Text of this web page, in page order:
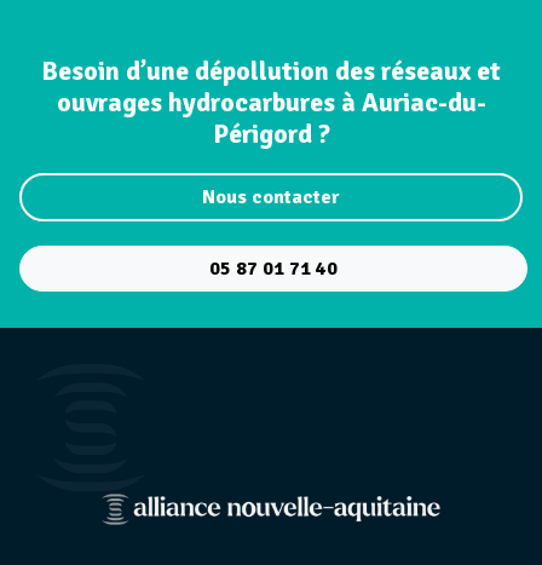
Besoin d’une dépollution des réseaux et
ouvrages hydrocarbures à Auriac-du-
Périgord ?
Nous contacter
05 87 01 71 40